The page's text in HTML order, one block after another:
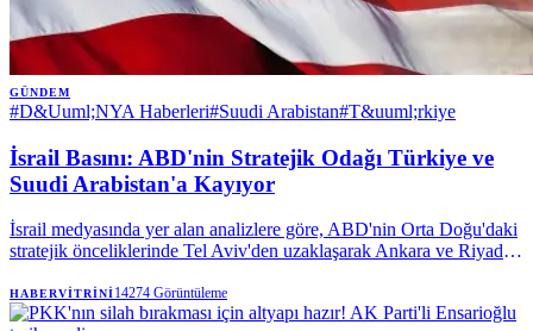
GÜNDEM
#D&Uuml;NYA Haberleri#Suudi Arabistan#T&uuml;rkiye
İsrail Basını: ABD'nin Stratejik Odağı Türkiye ve
Suudi Arabistan'a Kayıyor
İsrail medyasında yer alan analizlere göre, ABD'nin Orta Doğu'daki
stratejik önceliklerinde Tel Aviv'den uzaklaşarak Ankara ve Riyad'a
değişikliğinin en somut delili olduğu vurgulanıyor.
HABERVITRINI14274 Görüntüleme